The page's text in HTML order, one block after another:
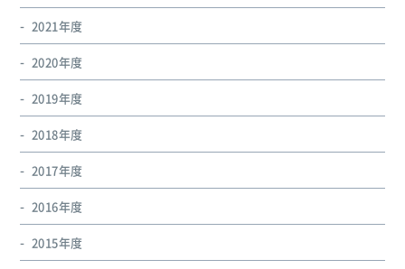
2021年度
2020年度
2019年度
2018年度
2017年度
2016年度
2015年度